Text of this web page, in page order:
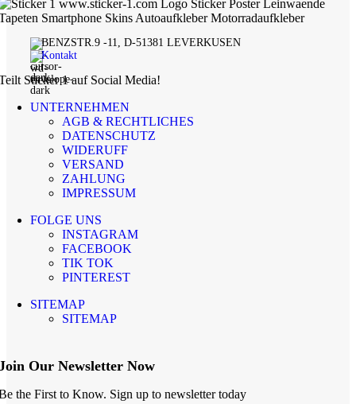
BENZSTR.9 -11, D-51381 LEVERKUSEN
Kontakt
Sticker 1 auf Social Media!
UNTERNEHMEN
AGB & RECHTLICHES
DATENSCHUTZ
WIDERUFF
VERSAND
ZAHLUNG
IMPRESSUM
FOLGE UNS
INSTAGRAM
FACEBOOK
TIK TOK
PINTEREST
SITEMAP
SITEMAP
Our Newsletter Now
the First to Know. Sign up to newsletter today